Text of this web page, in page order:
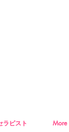
ラピスト More